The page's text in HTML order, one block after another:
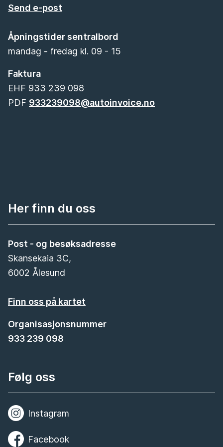
Send e-post
Åpningstider sentralbord
mandag - fredag kl. 09 - 15
Faktura
EHF 933 239 098
PDF 933239098@autoinvoice.no
Her finn du oss
Post - og besøksadresse
Skansekaia 3C,
6002 Ålesund
Finn oss på kartet
Organisasjonsnummer
933 239 098
Følg oss
Instagram
Facebook